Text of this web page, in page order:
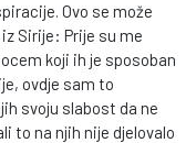
Ovo se može
Sirije: Prije su me
koji ih je sposoban
ovdje sam to
svoju slabost da ne
to na njih nije djelovalo